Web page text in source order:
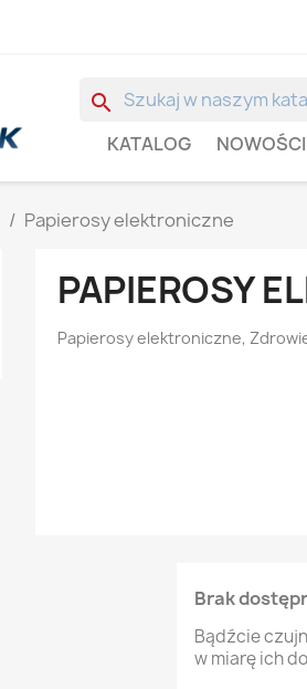
search
KATALOG NOWOŚCI
Papierosy elektroniczne
PAPIEROSY
Papierosy elektroniczne,
Brak
Bądźcie
w miarę ich